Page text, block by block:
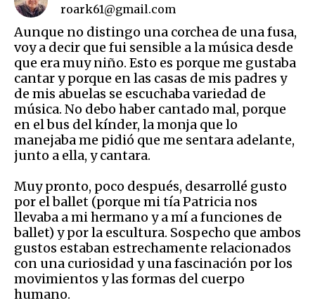
roark61@gmail.com
Aunque no distingo una corchea de una fusa,
voy a decir que fui sensible a la música desde
que era muy niño. Esto es porque me gustaba
cantar y porque en las casas de mis padres y
de mis abuelas se escuchaba variedad de
música. No debo haber cantado mal, porque
en el bus del kínder, la monja que lo
manejaba me pidió que me sentara adelante,
junto a ella, y cantara.
Muy pronto, poco después, desarrollé gusto
por el ballet (porque mi tía Patricia nos
llevaba a mi hermano y a mí a funciones de
ballet) y por la escultura. Sospecho que ambos
gustos estaban estrechamente relacionados
con una curiosidad y una fascinación por los
movimientos y las formas del cuerpo
humano.